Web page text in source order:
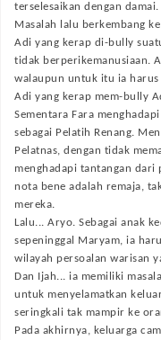
terselesaikan dengan damai.
Masalah lalu berkembang
Adi yang kerap di-bully
tidak berperikemanusiaan.
walaupun untuk itu ia harus
Adi yang kerap mem-bully
Sementara Fara
sebagai Pelatih Renang.
Pelatnas, dengan tidak
menghadapi tantangan dari
nota bene adalah remaja,
mereka.
Lalu... Aryo. Sebagai anak
sepeninggal Maryam, ia
wilayah persoalan warisan
Dan Ijah... ia memiliki
untuk menyelamatkan
seringkali tak mampir ke
Pada akhirnya, keluarga